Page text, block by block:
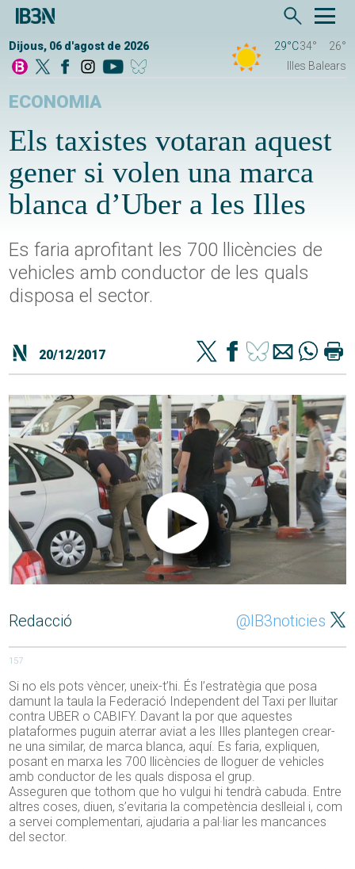
Dijous, 06 d'agost de 2026 29°C34°
26°
Illes Balears
ECONOMIA
Els taxistes votaran aquest
gener si volen una marca
blanca d’Uber a les Illes
Es faria aprofitant les 700 llicències de
vehicles amb conductor de les quals
disposa el sector.
20/12/2017
Redacció @IB3noticies
157
Si no els pots vèncer, uneix-t’hi. És l’estratègia que posa
damunt la taula la Federació Independent del Taxi per lluitar
contra UBER o CABIFY. Davant la por que aquestes
plataformes puguin aterrar aviat a les Illes plantegen crear-
ne una similar, de marca blanca, aquí. Es faria, expliquen,
posant en marxa les 700 llicències de lloguer de vehicles
amb conductor de les quals disposa el grup.
Asseguren que tothom que ho vulgui hi tendrà cabuda. Entre
altres coses, diuen, s’evitaria la competència deslleial i, com
a servei complementari, ajudaria a pal·liar les mancances
del sector.